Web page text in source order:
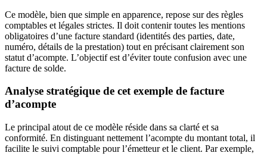
Ce modèle, bien que simple en apparence, repose sur des règles
comptables et légales strictes. Il doit contenir toutes les mentions
obligatoires d’une facture standard (identités des parties, date,
numéro, détails de la prestation) tout en précisant clairement son
statut d’acompte. L’objectif est d’éviter toute confusion avec une
facture de solde.
Analyse stratégique de cet exemple de facture
d’acompte
Le principal atout de ce modèle réside dans sa clarté et sa
conformité. En distinguant nettement l’acompte du montant total, il
facilite le suivi comptable pour l’émetteur et le client. Par exemple,